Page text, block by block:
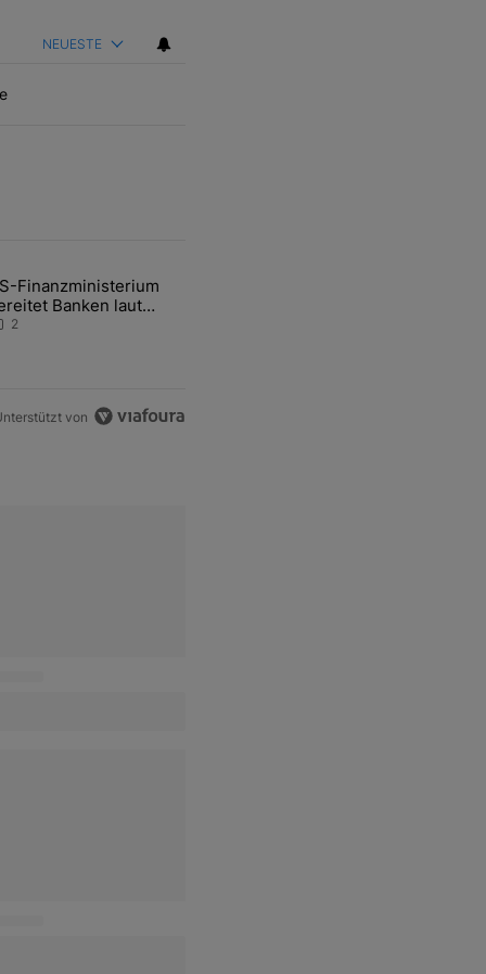
NEUESTE
Artikel der letzten 7 days.
Awareness: Alles über den Retter-Deal" mit 3 kommentare.
mit dem Titel "US-Finanzministerium bereitet Banken laut
Finanzministerium
Banken laut
auf eventuelle
2
von